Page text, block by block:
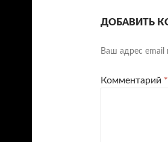
ДОБАВИТЬ
Ваш адрес email
Комментарий *